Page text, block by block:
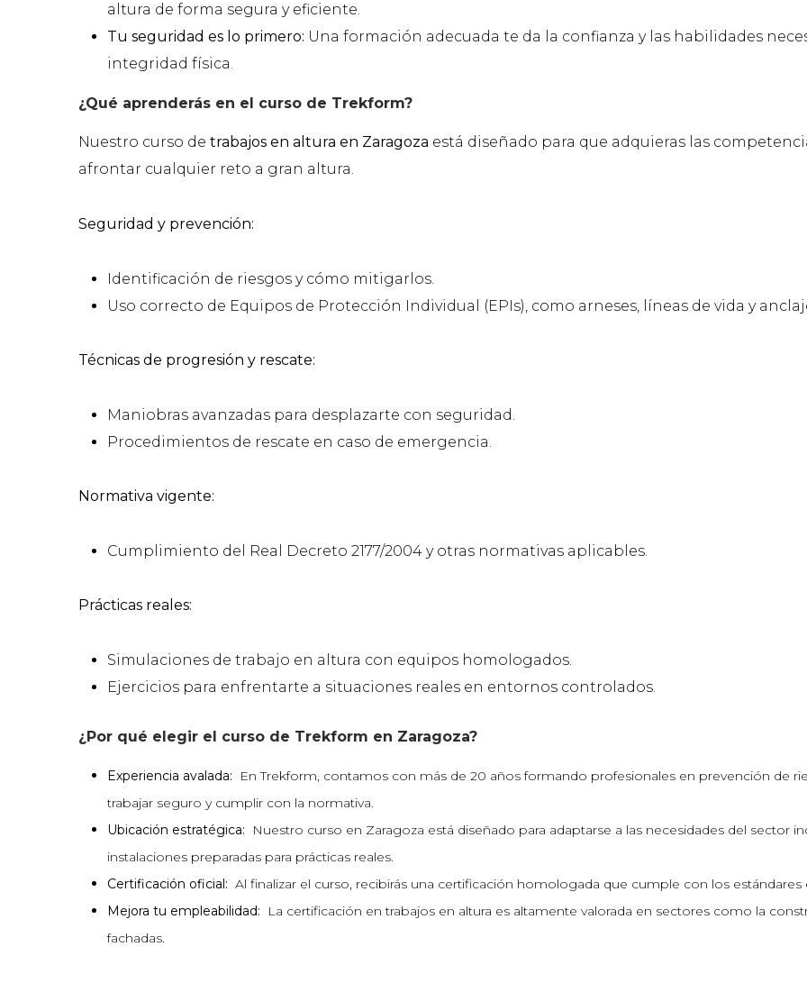
altura de forma segura y eficiente.
Tu seguridad es lo primero: Una formación adecuada te da la confianza y las habilidades
integridad física.
¿Qué aprenderás en el curso de Trekform?
Nuestro curso de trabajos en altura en Zaragoza está diseñado para que adquieras las
afrontar cualquier reto a gran altura.
Seguridad y prevención:
Identificación de riesgos y cómo mitigarlos.
Uso correcto de Equipos de Protección Individual (EPIs), como arneses, líneas de vida y
Técnicas de progresión y rescate:
Maniobras avanzadas para desplazarte con seguridad.
Procedimientos de rescate en caso de emergencia.
Normativa vigente:
Cumplimiento del Real Decreto 2177/2004 y otras normativas aplicables.
Prácticas reales:
Simulaciones de trabajo en altura con equipos homologados.
Ejercicios para enfrentarte a situaciones reales en entornos controlados.
¿Por qué elegir el curso de Trekform en Zaragoza?
Experiencia avalada:
En Trekform, contamos con más de 20 años formando profesionales en prevención de
trabajar seguro y cumplir con la normativa.
Ubicación estratégica:
Nuestro curso en Zaragoza está diseñado para adaptarse a las necesidades del sector
instalaciones preparadas para prácticas reales.
Certificación oficial: Al finalizar el curso, recibirás una certificación homologada que cumple con los
Mejora tu empleabilidad:
La certificación en trabajos en altura es altamente valorada en sectores como la
fachadas.